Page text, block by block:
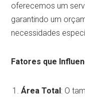
oferecemos um
garantindo um
necessidades
Fatores que
Área Total: O